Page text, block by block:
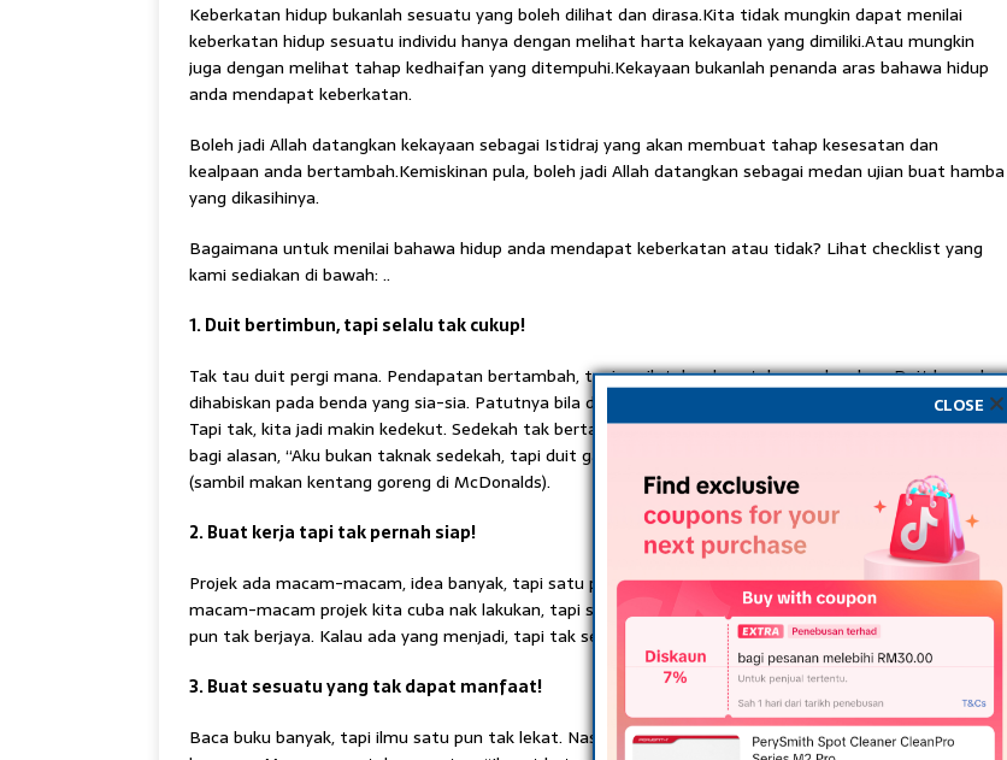
Keberkatan hidup bukanlah sesuatu yang boleh dilihat dan dirasa.Kita tidak mungkin dapat menilai
keberkatan hidup sesuatu individu hanya dengan melihat harta kekayaan yang dimiliki.Atau mungkin
juga dengan melihat tahap kedhaifan yang ditempuhi.Kekayaan bukanlah penanda aras bahawa hidup
anda mendapat keberkatan.
Boleh jadi Allah datangkan kekayaan sebagai Istidraj yang akan membuat tahap kesesatan dan
kealpaan anda bertambah.Kemiskinan pula, boleh jadi Allah datangkan sebagai medan ujian buat hamba
yang dikasihinya.
Bagaimana untuk menilai bahawa hidup anda mendapat keberkatan atau tidak? Lihat checklist yang
kami sediakan di bawah: ..
1. Duit bertimbun, tapi selalu tak cukup!
Tak tau duit pergi mana. Pendapatan bertambah, tapi asyik tak cukup, tak pernah cukup. Duit banyak
dihabiskan pada benda yang sia-sia. Patutnya bila duit dapat banyak, sedekah pun kena la bertambah.
Tapi tak, kita jadi makin kedekut. Sedekah tak bertambah, duit tetap habis ke tempat lain.lepas tu, siap
bagi alasan, “Aku bukan taknak sedekah, tapi duit gaji aku ciput je..nak bayar kereta pun tak lepas”
(sambil makan kentang goreng di McDonalds).
2. Buat kerja tapi tak pernah siap!
Projek ada macam-macam, idea banyak, tapi satu pun tak berjaya. Macam-macam usaha dibuat,
macam-macam projek kita cuba nak lakukan, tapi semuanya tergantung. Semuanya tergendala. Satu
pun tak berjaya. Kalau ada yang menjadi, tapi tak seperti yang dirancangkan.
3. Buat sesuatu yang tak dapat manfaat!
Baca buku banyak, tapi ilmu satu pun tak lekat. Nasihat diri orang pandai, tapi diri sendiri pun tunggang
CLOSE